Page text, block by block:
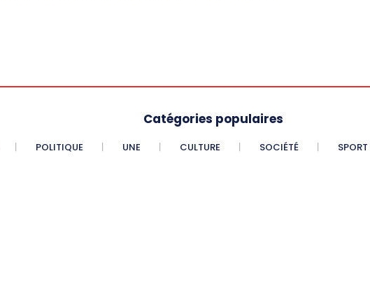
Catégories populaires
POLITIQUE UNE CULTURE SOCIÉTÉ SPORT